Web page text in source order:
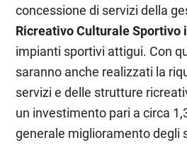
concessione di servizi della
Ricreativo Culturale Sportivo
impianti sportivi attigui. Con
saranno anche realizzati la
servizi e delle strutture
un investimento pari a circa
generale miglioramento degli